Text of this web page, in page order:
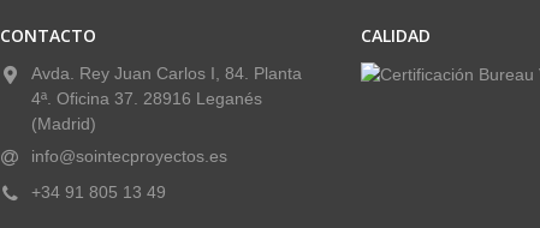
CONTACTO
Avda. Rey Juan Carlos I, 84. Planta
4ª. Oficina 37. 28916 Leganés
(Madrid)
info@sointecproyectos.es
+34 91 805 13 49
CALIDAD